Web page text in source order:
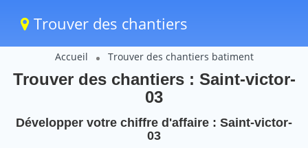
Trouver des chantiers
Accueil Trouver des chantiers batiment
Trouver des chantiers : Saint-victor-
03
Développer votre chiffre d'affaire : Saint-victor-
03